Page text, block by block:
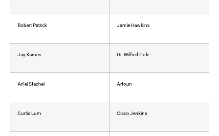
Robert Patrick Jamie Hawkins
Jay Karnes Dr. Wilfred Cole
Ari’el Stachel Artoun
Curtis Lum Cisco Jenkins